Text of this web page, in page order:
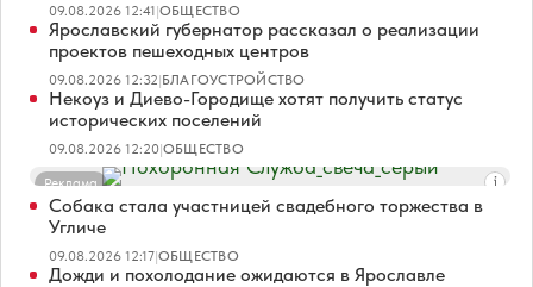
09.08.2026 12:41|ОБЩЕСТВО
Ярославский губернатор рассказал о реализации
проектов пешеходных центров
09.08.2026 12:32|БЛАГОУСТРОЙСТВО
Некоуз и Диево-Городище хотят получить статус
исторических поселений
09.08.2026 12:20|ОБЩЕСТВО
Реклама
Собака стала участницей свадебного торжества в
Угличе
09.08.2026 12:17|ОБЩЕСТВО
Дожди и похолодание ожидаются в Ярославле